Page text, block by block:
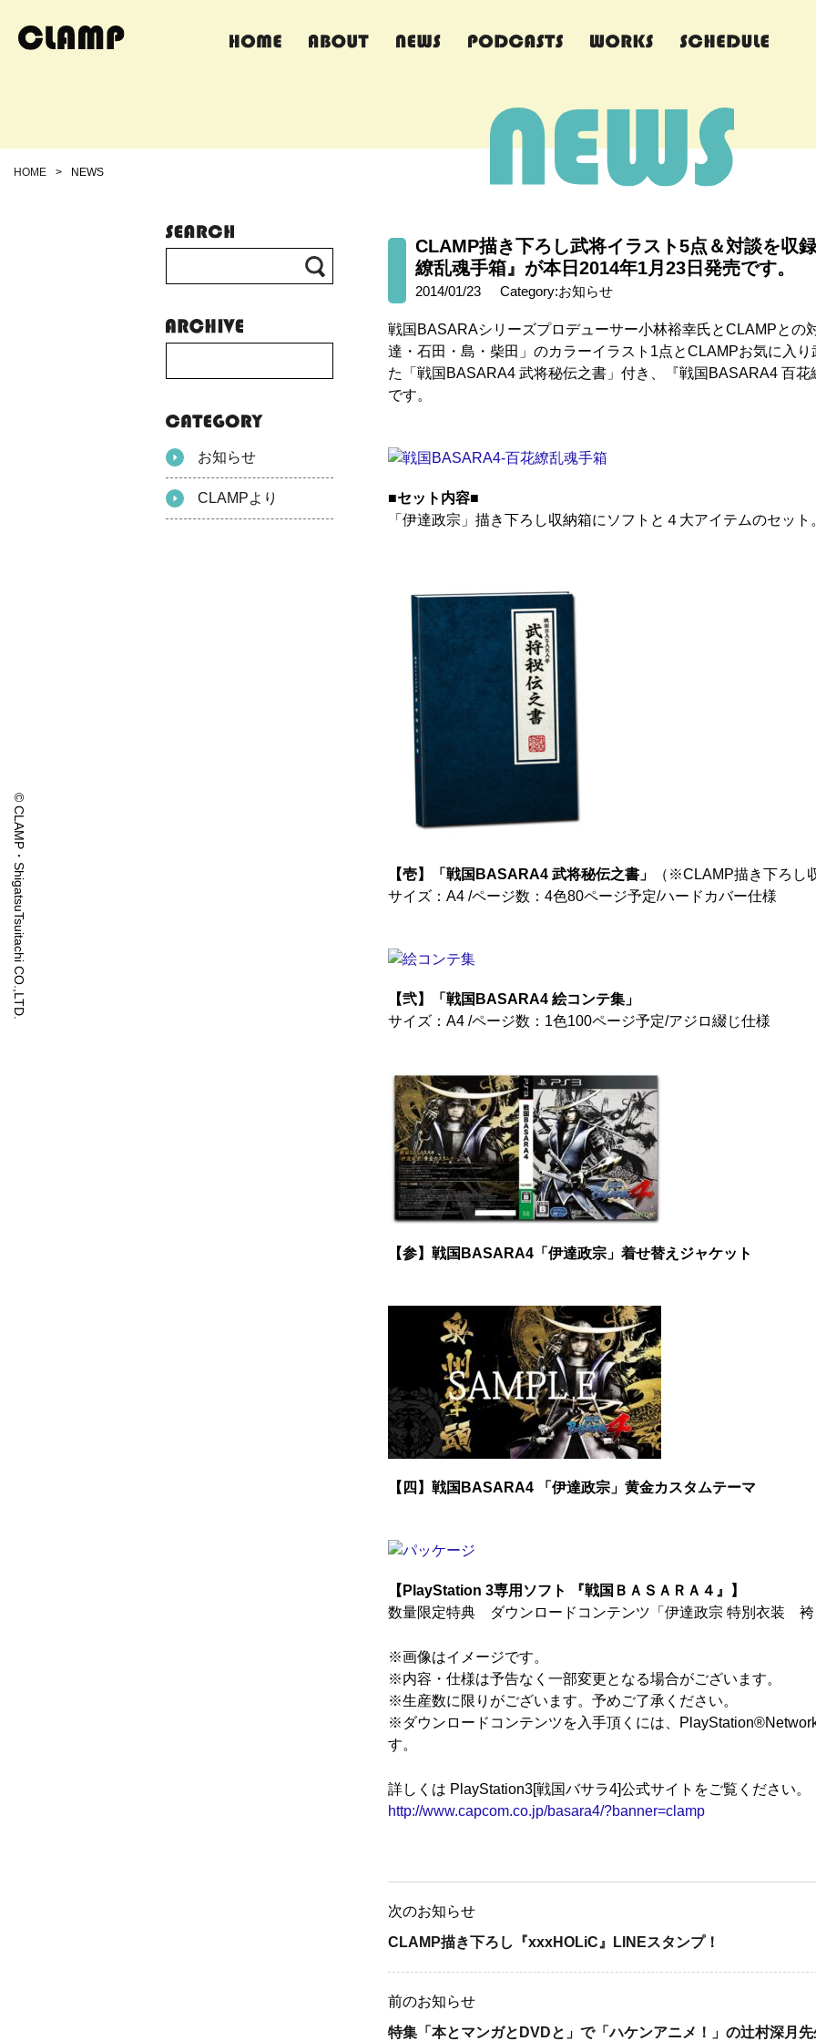
HOME > NEWS
© CLAMP・ShigatsuTsuitachi CO.,LTD.
CLAMP描き下ろし武将イラスト5点＆対談を収
繚乱魂手箱』が本日2014年1月23日発売です。
2014/01/23 Category:お知らせ
戦国BASARAシリーズプロデューサー小林裕幸氏とCLAMPとの
達・石田・島・柴田」のカラーイラスト1点とCLAMPお気に入
た「戦国BASARA4 武将秘伝之書」付き、『戦国BASARA4 百
です。
■セット内容■
「伊達政宗」描き下ろし収納箱にソフトと４大アイテムのセット
【壱】「戦国BASARA4 武将秘伝之書」
（※CLAMP描き下ろし
サイズ：A4 /ページ数：4色80ページ予定/ハードカバー仕様
【弐】「戦国BASARA4 絵コンテ集」
サイズ：A4 /ページ数：1色100ページ予定/アジロ綴じ仕様
【参】戦国BASARA4「伊達政宗」着せ替えジャケット
【四】戦国BASARA4 「伊達政宗」黄金カスタムテーマ
【PlayStation 3専用ソフト 『戦国ＢＡＳＡＲＡ４』】
数量限定特典 ダウンロードコンテンツ「伊達政宗 特別衣装 袴
※画像はイメージです。
※内容・仕様は予告なく一部変更となる場合がございます。
※生産数に限りがございます。予めご了承ください。
※ダウンロードコンテンツを入手頂くには、
す。
詳しくは PlayStation3[戦国バサラ4]公式サイトをご覧ください。
http://www.capcom.co.jp/basara4/?banner=clamp
次のお知らせ
CLAMP描き下ろし『xxxHOLiC』LINEスタンプ！
前のお知らせ
特集「本とマンガとDVDと」で「ハケンアニメ！」の辻村深月
お知らせ
CLAMPより